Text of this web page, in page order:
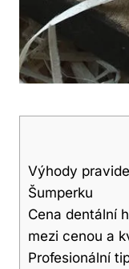
Výhody
Šumperku
Cena dentální
mezi cenou a
Profesionální